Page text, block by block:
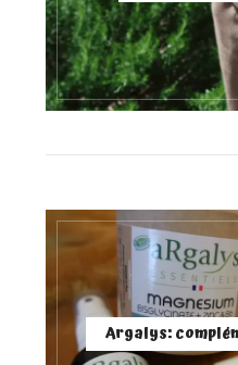
Argalys: